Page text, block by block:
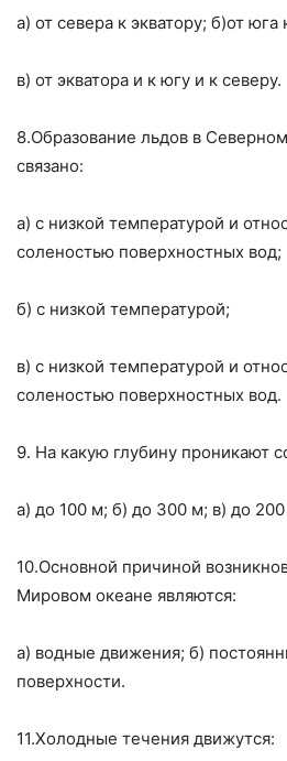
а) от севера к экватору; б)от юга
в) от экватора и к югу и к северу.
8.Образование льдов в
связано:
а) с низкой температурой и
соленостью поверхностных вод;
б) с низкой температурой;
в) с низкой температурой и
соленостью поверхностных вод.
9. На какую глубину проникают
а) до 100 м; б) до 300 м; в) до
10.Основной причиной
Мировом океане являются:
а) водные движения; б)
поверхности.
11.Холодные течения движутся: